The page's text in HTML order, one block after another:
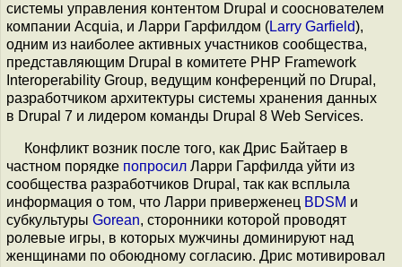
системы управления контентом Drupal и сооснователем
компании Acquia, и Ларри Гарфилдом (Larry Garfield),
одним из наиболее активных участников сообщества,
представляющим Drupal в комитете PHP Framework
Interoperability Group, ведущим конференций по Drupal,
разработчиком архитектуры системы хранения данных
в Drupal 7 и лидером команды Drupal 8 Web Services.
Конфликт возник после того, как Дрис Байтаер в
частном порядке попросил Ларри Гарфилда уйти из
сообщества разработчиков Drupal, так как всплыла
информация о том, что Ларри приверженец BDSM и
субкультуры Gorean, сторонники которой проводят
ролевые игры, в которых мужчины доминируют над
женщинами по обоюдному согласию. Дрис мотивировал